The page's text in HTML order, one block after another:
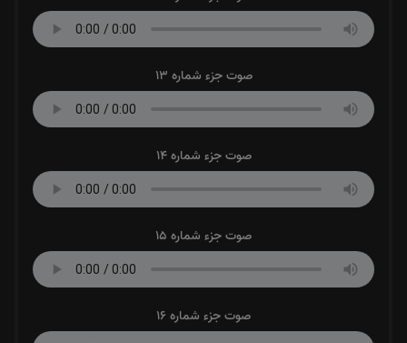
صوت جزء شماره 13
صوت جزء شماره 14
صوت جزء شماره 15
صوت جزء شماره 16